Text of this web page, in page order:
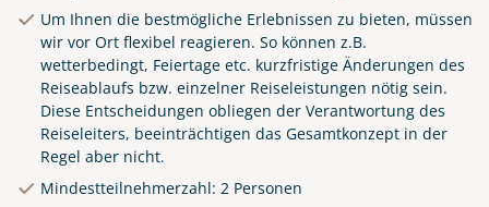
Küste von Madeira nahe
Santana
Um Ihnen die bestmögliche Erlebnissen zu bieten, müssen
wir vor Ort flexibel reagieren. So können z.B.
wetterbedingt, Feiertage etc. kurzfristige Änderungen des
Reiseablaufs bzw. einzelner Reiseleistungen nötig sein.
Diese Entscheidungen obliegen der Verantwortung des
Reiseleiters, beeinträchtigen das Gesamtkonzept in der
Regel aber nicht.
Mindestteilnehmerzahl: 2 Personen